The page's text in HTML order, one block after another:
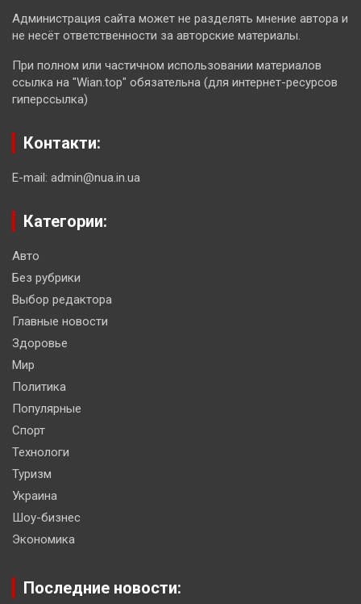
Администрация сайта может не разделять мнение автора и
не несёт ответственности за авторские материалы.
При полном или частичном использовании материалов
ссылка на "Wian.top" обязательна (для интернет-ресурсов
гиперссылка)
Контакти:
E-mail: admin@nua.in.ua
Категории:
Авто
Без рубрики
Выбор редактора
Главные новости
Здоровье
Мир
Политика
Популярные
Спорт
Технологи
Туризм
Украина
Шоу-бизнес
Экономика
Последние новости: